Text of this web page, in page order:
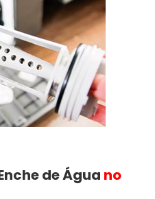
de Água no